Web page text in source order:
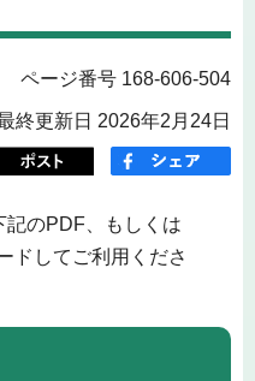
ページ番号 168-606-504
終更新日 2026年2月24日
記のPDF、もしくは
ドしてご利用くださ